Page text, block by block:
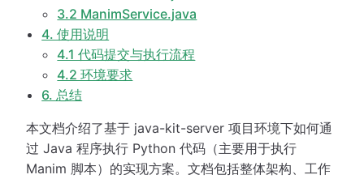
3.2 ManimService.java
4. 使用说明
4.1 代码提交与执行流程
4.2 环境要求
6. 总结
本文档介绍了基于 java-kit-server 项目环境下如何通
过 Java 程序执行 Python 代码（主要用于执行
Manim 脚本）的实现方案。文档包括整体架构、工作